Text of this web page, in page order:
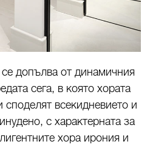
допълва от динамичния
сега, в която хората
всекидневието и
с характерната за
хора ирония и